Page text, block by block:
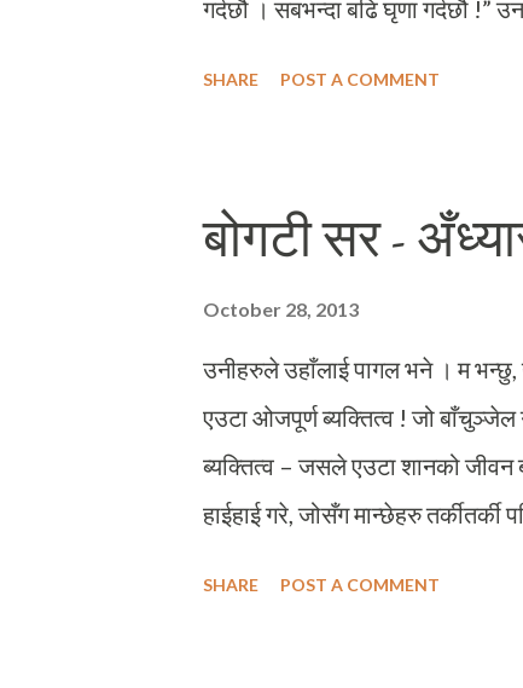
गर्दछौ । सबभन्दा बढि घृणा गर्दछौ !”
माफ गरिदिनु ! स्नातकोत्तर तहको
वितर्क पनि हुनुपर्ने तर हाम्रो कक्षामा
पलायन भएको मैले आद्योपान्त मूल्याङ्कन
SHARE POST A COMMENT
बोगटी सर -
October 28, 2013
उनीहरुले उहाँलाई पागल भने । म भन्छु,
एउटा ओजपूर्ण ब्यक्तित्व ! जो बाँचुञ्जेल
ब्यक्तित्व – जसले एउटा शानको जीवन
हाईहाई गरे, जोसँग मान्छेहरु तर्कीतर्की
SHARE POST A COMMENT